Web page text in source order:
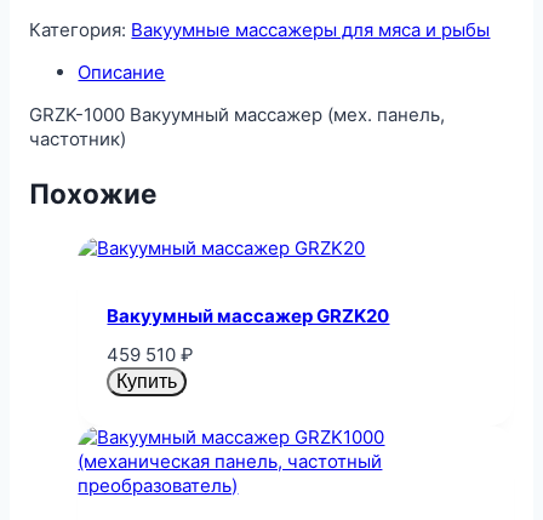
Категория: Вакуумные массажеры для мяса и рыбы
Описание
GRZK-1000 Вакуумный массажер (мех. панель,
частотник)
Похожие
Вакуумный массажер GRZK20
459 510₽
Купить